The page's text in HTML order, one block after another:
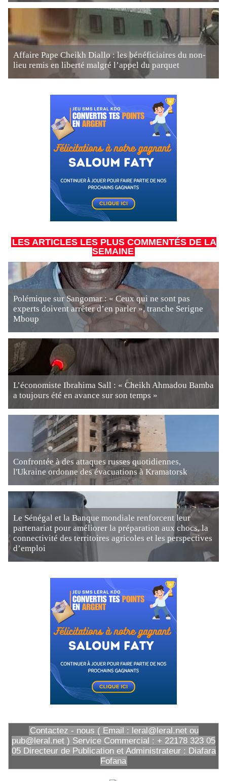
Affaire Pape Cheikh Diallo : les bénéficiaires du non-
lieu remis en liberté malgré l’appel du parquet
LES ARTICLES LES PLUS COMMENTÉS DE LA
SEMAINE
Polémique sur Sangomar : « Ceux qui ne sont pas
experts doivent arrêter d’en parler », tranche Serigne
Mboup
L’économiste Ibrahima Sall : « Cheikh Ahmadou Bamba
a toujours été en avance sur son temps »
Confrontée à des attaques russes quotidiennes,
l'Ukraine ordonne des évacuations à Kramatorsk
Le Sénégal et la Banque mondiale renforcent leur
partenariat pour améliorer la préparation aux chocs, la
connectivité des territoires agricoles et les perspectives
d’emploi
Contactez - nous ( Email : leral@leral.net ou
pub@leral.net ) Service Commercial : + 22178 323 05
05 Directeur de Publication et Administrateur : Diafara
Fofana